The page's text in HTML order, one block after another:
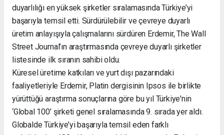
duyarlılığı en yüksek şirketler sıralamasında Türkiye’yi
başarıyla temsil etti. Sürdürülebilir ve çevreye duyarlı
üretim anlayışıyla çalışmalarını sürdüren Erdemir, The Wall
Street Journal’ın araştırmasında çevreye duyarlı şirketler
listesinde ilk sıranın sahibi oldu.
Küresel üretime katkıları ve yurt dışı pazarındaki
faaliyetleriyle Erdemir, Platin dergisinin Ipsos ile birlikte
yürüttüğü araştırma sonuçlarına göre bu yıl Türkiye'nin
‘Global 100’ şirketi genel sıralamasında 9. sırada yer aldı.
Globalde Türkiye’yi başarıyla temsil eden farklı